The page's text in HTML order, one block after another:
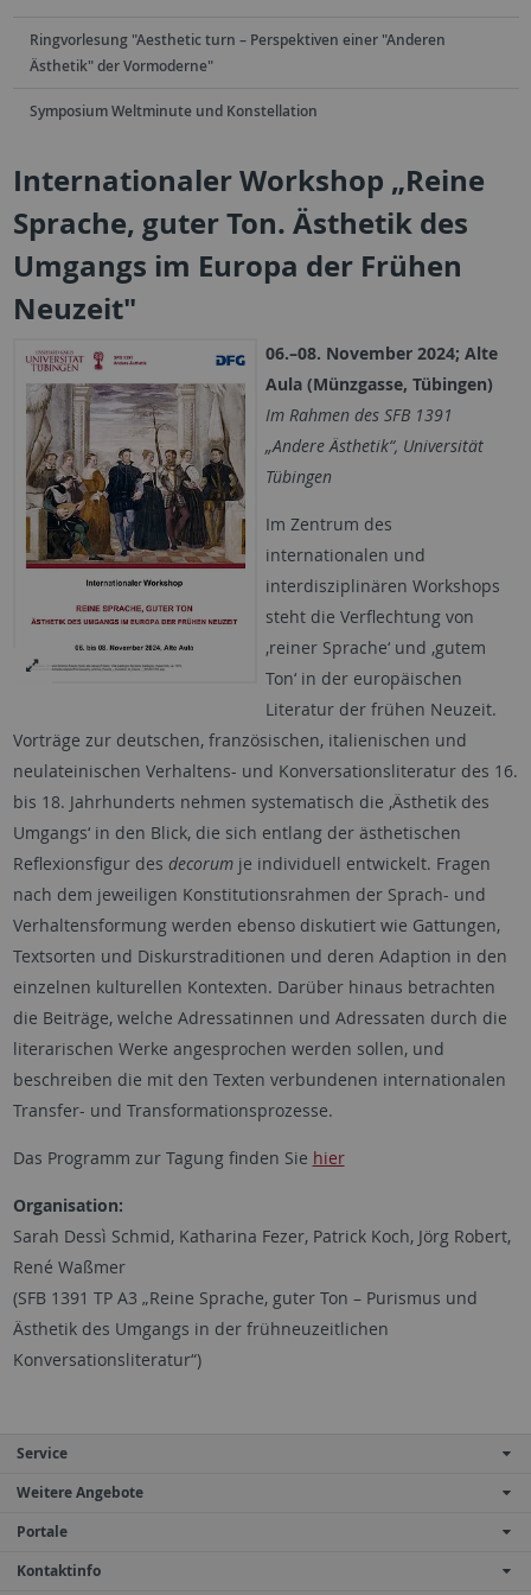
Ringvorlesung "Aesthetic turn – Perspektiven einer "Anderen
Ästhetik" der Vormoderne"
Symposium Weltminute und Konstellation
Internationaler Workshop „Reine
Sprache, guter Ton. Ästhetik des
Umgangs im Europa der Frühen
Neuzeit"
06.–08. November 2024; Alte
Aula (Münzgasse, Tübingen)
Im Rahmen des SFB 1391
„Andere Ästhetik“, Universität
Tübingen
Im Zentrum des
internationalen und
interdisziplinären Workshops
steht die Verflechtung von
‚reiner Sprache‘ und ‚gutem
Ton‘ in der europäischen
Literatur der frühen Neuzeit.
Vorträge zur deutschen, französischen, italienischen und
neulateinischen Verhaltens- und Konversationsliteratur des 16.
bis 18. Jahrhunderts nehmen systematisch die ‚Ästhetik des
Umgangs‘ in den Blick, die sich entlang der ästhetischen
Reflexionsfigur des decorumje individuell entwickelt. Fragen
nach dem jeweiligen Konstitutionsrahmen der Sprach- und
Verhaltensformung werden ebenso diskutiert wie Gattungen,
Textsorten und Diskurstraditionen und deren Adaption in den
einzelnen kulturellen Kontexten. Darüber hinaus betrachten
die Beiträge, welche Adressatinnen und Adressaten durch die
literarischen Werke angesprochen werden sollen, und
beschreiben die mit den Texten verbundenen internationalen
Transfer- und Transformationsprozesse.
Das Programm zur Tagung finden Sie hier
Organisation:
Sarah Dessì Schmid, Katharina Fezer, Patrick Koch, Jörg Robert,
René Waßmer
(SFB 1391 TP A3 „Reine Sprache, guter Ton – Purismus und
Ästhetik des Umgangs in der frühneuzeitlichen
Konversationsliteratur“)
Service
Weitere Angebote
Portale
Kontaktinfo